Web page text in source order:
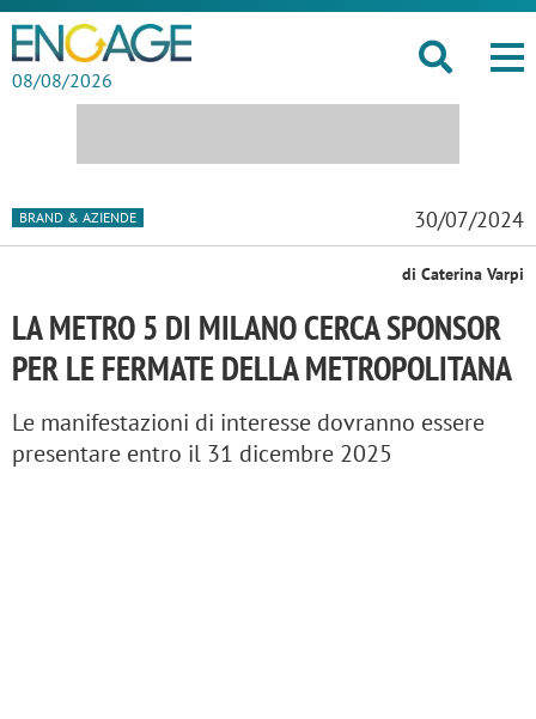
08/08/2026
BRAND & AZIENDE 30/07/2024
di Caterina Varpi
LA METRO 5 DI MILANO CERCA SPONSOR
PER LE FERMATE DELLA METROPOLITANA
Le manifestazioni di interesse dovranno essere
presentare entro il 31 dicembre 2025